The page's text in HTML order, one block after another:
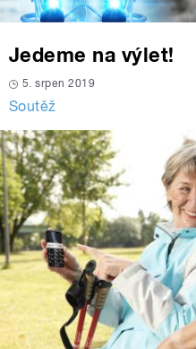
Jedeme na výlet!
5. srpen 2019
Soutěž